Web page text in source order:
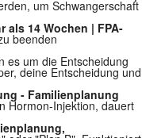
um Schwangerschaft
als 14 Wochen | FPA-
beenden
es um die Entscheidung
deine Entscheidung und
- Familienplanung
Hormon-Injektion, dauert